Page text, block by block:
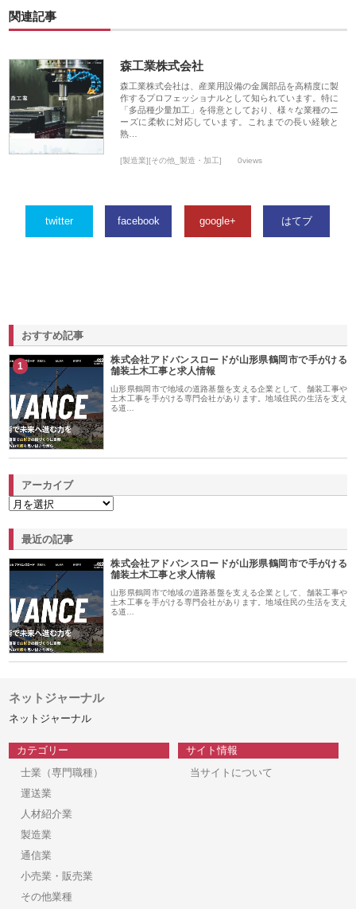
関連記事
森工業株式会社
森工業株式会社は、産業用設備の金属部品を高精度に製
作するプロフェッショナルとして知られています。特に
「多品種少量加工」を得意としており、様々な業種のニ
ーズに柔軟に対応しています。これまでの長い経験と
熟…
[製造業][その他_製造・加工] 0views
twitter facebook google+ はてブ
おすすめ記事
1
株式会社アドバンスロードが山形県鶴岡市で手がける
舗装土木工事と求人情報
山形県鶴岡市で地域の道路基盤を支える企業として、舗装工事や
土木工事を手がける専門会社があります。地域住民の生活を支え
る道…
アーカイブ
最近の記事
株式会社アドバンスロードが山形県鶴岡市で手がける
舗装土木工事と求人情報
山形県鶴岡市で地域の道路基盤を支える企業として、舗装工事や
土木工事を手がける専門会社があります。地域住民の生活を支え
る道…
ネットジャーナル
ネットジャーナル
カテゴリー
士業（専門職種）
運送業
人材紹介業
製造業
通信業
小売業・販売業
その他業種
サイト情報
当サイトについて